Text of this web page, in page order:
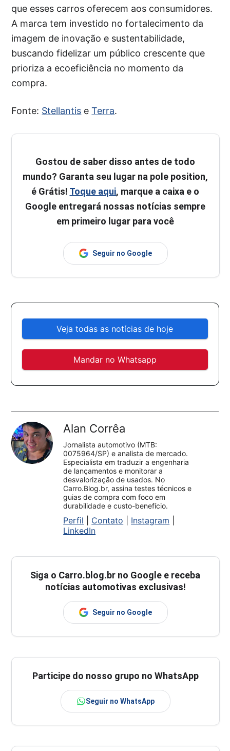
que esses carros oferecem aos consumidores.
A marca tem investido no fortalecimento da
imagem de inovação e sustentabilidade,
buscando fidelizar um público crescente que
prioriza a ecoeficiência no momento da
compra.
Fonte: Stellantis eTerra.
Gostou de saber disso antes de todo
mundo? Garanta seu lugar na pole position,
é Grátis! Toque aqui, marque a caixa e o
Google entregará nossas notícias sempre
em primeiro lugar para você
Seguir no Google
Veja todas as notícias de hoje
Mandar no Whatsapp
Alan Corrêa
Jornalista automotivo (MTB:
0075964/SP) e analista de mercado.
Especialista em traduzir a engenharia
de lançamentos e monitorar a
desvalorização de usados. No
Carro.Blog.br, assina testes técnicos e
guias de compra com foco em
durabilidade e custo-benefício.
Perfil Contato Instagram
LinkedIn
Siga o Carro.blog.br no Google e receba
notícias automotivas exclusivas!
Seguir no Google
Participe do nosso grupo no WhatsApp
Seguir no WhatsApp